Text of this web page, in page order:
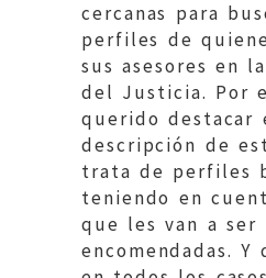
cercanas para
perfiles de
sus asesores en
del Justicia. Por
querido destacar
descripción de
trata de perfiles
teniendo en
que les van a ser
encomendadas.